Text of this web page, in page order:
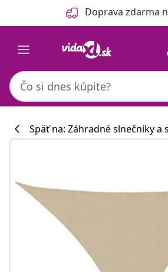
Predchádzajúce Doprava zdarma
Späť na: Záhradné slnečníky a